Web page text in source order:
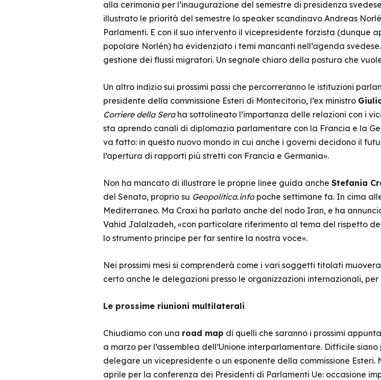
alla cerimonia per l’inaugurazione del semestre di presidenza
illustrato le priorità del semestre lo speaker scandinavo Andreas
Parlamenti. E con il suo intervento il vicepresidente forzista (dunque
popolare Norlén) ha evidenziato i temi mancanti nell’agenda
gestione dei flussi migratori. Un segnale chiaro della postura che
Un altro indizio sui prossimi passi che percorreranno le istituzioni
presidente della commissione Esteri di Montecitorio, l’ex ministro
Corriere della Seraha sottolineato l’importanza delle relazioni con i
sta aprendo canali di diplomazia parlamentare con la Francia e la
va fatto: in questo nuovo mondo in cui anche i governi decidono il
l’apertura di rapporti più stretti con Francia e Germania».
Non ha mancato di illustrare le proprie linee guida anche Stefania
del Senato, proprio su Geopolitica.infopoche settimane fa. In cima
Mediterraneo. Ma Craxi ha parlato anche del nodo Iran, e ha
Vahid Jalalzadeh, «con particolare riferimento al tema del rispetto
lo strumento principe per far sentire la nostra voce».
Nei prossimi mesi si comprenderà come i vari soggetti titolati
certo anche le delegazioni presso le organizzazioni internazionali,
Le prossime riunioni multilaterali
Chiudiamo con una road map di quelli che saranno i prossimi
a marzo per l’assemblea dell’Unione interparlamentare. Difficile
delegare un vicepresidente o un esponente della commissione
aprile per la conferenza dei Presidenti di Parlamenti Ue: occasione